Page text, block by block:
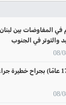
المفاوضات بين لبنان
والتوتر في الجنوب
القدس: إصابة فتى (17 عامًا) بجراح خطيرة